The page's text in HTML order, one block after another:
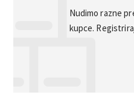
Nudimo razne
kupce.